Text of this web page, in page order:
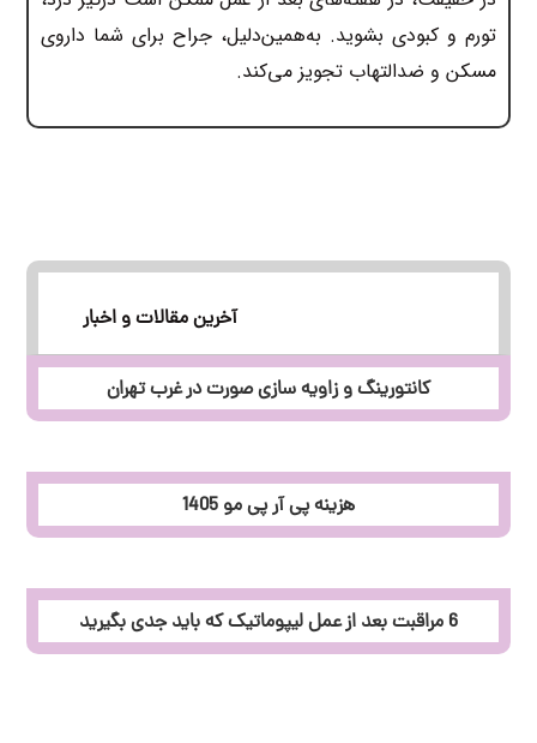
تورم و کبودی بشوید. به‌همین‌دلیل، جراح برای شما داروی
مسکن و ضدالتهاب تجویز می‌کند.
آخرین مقالات و اخبار
کانتورینگ و زاویه سازی صورت در غرب تهران
هزینه پی آر پی مو 1405
6 مراقبت بعد از عمل لیپوماتیک که باید جدی بگیرید